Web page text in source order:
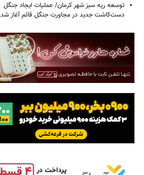
توسعه ریه سبز شهر کرمان/ عملیات ایجاد جنگل
دست‌کاشت جدید در مجاورت جنگل قائم آغاز شد